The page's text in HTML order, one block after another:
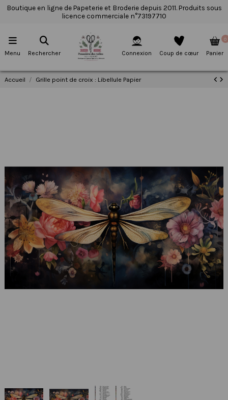
Boutique en ligne de Papeterie et Broderie depuis 2011. Produits sous
licence commerciale n°73197710
Menu Rechercher Connexion Coup de cœur
0
Panier
Accueil Grille point de croix : Libellule Papier